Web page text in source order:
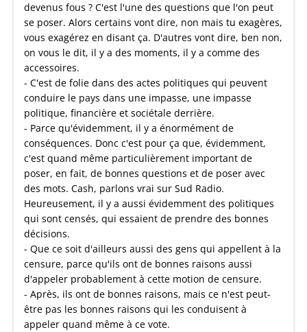
devenus fous ? C'est l'une des questions que l'on peut
se poser. Alors certains vont dire, non mais tu exagères,
vous exagérez en disant ça. D'autres vont dire, ben non,
on vous le dit, il y a des moments, il y a comme des
accessoires.
- C'est de folie dans des actes politiques qui peuvent
conduire le pays dans une impasse, une impasse
politique, financière et sociétale derrière.
- Parce qu'évidemment, il y a énormément de
conséquences. Donc c'est pour ça que, évidemment,
c'est quand même particulièrement important de
poser, en fait, de bonnes questions et de poser avec
des mots. Cash, parlons vrai sur Sud Radio.
Heureusement, il y a aussi évidemment des politiques
qui sont censés, qui essaient de prendre des bonnes
décisions.
- Que ce soit d'ailleurs aussi des gens qui appellent à la
censure, parce qu'ils ont de bonnes raisons aussi
d'appeler probablement à cette motion de censure.
- Après, ils ont de bonnes raisons, mais ce n'est peut-
être pas les bonnes raisons qui les conduisent à
appeler quand même à ce vote.